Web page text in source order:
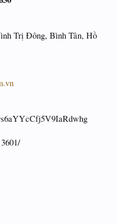
Trị Đông, Bình Tân, Hồ